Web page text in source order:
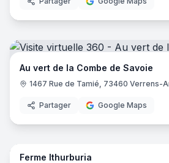
Au vert de la Combe de Savoie
1467 Rue de Tamié, 73460 Verrens-
Partager Google Maps
Ferme Ithurburia